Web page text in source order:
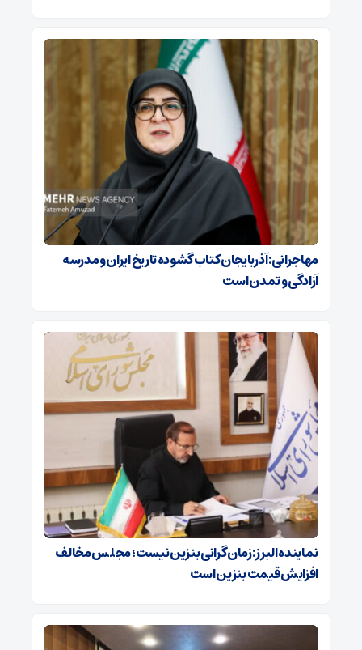
مهاجرانی: آذربایجان کتاب گشوده تاریخ ایران و مدرسه
آزادگی و تمدن است
نماینده البرز: زمان گرانی بنزین نیست؛ مجلس مخالف
افزایش قیمت بنزین است